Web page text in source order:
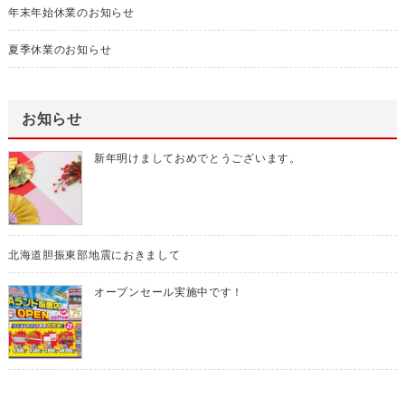
年末年始休業のお知らせ
夏季休業のお知らせ
お知らせ
新年明けましておめでとうございます。
北海道胆振東部地震におきまして
オープンセール実施中です！